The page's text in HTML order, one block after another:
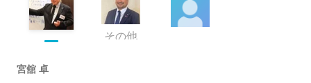
その他
宮舘 卓